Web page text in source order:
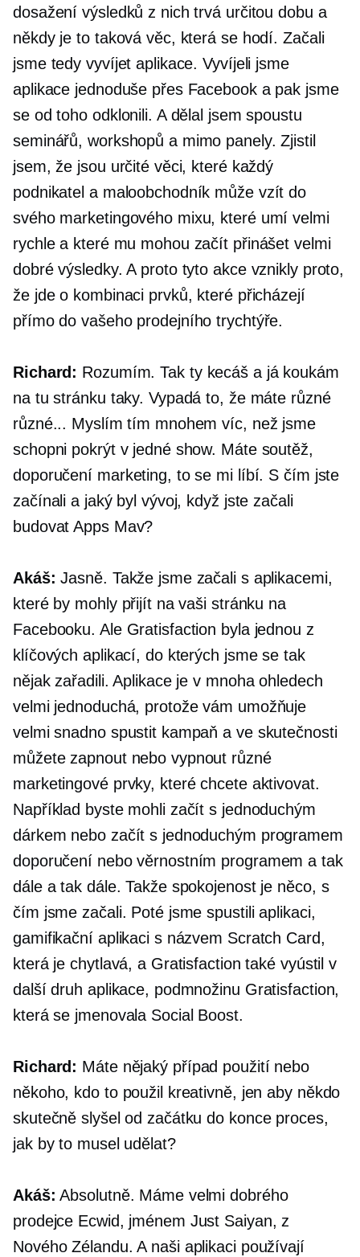
dosažení výsledků z nich trvá určitou dobu a
někdy je to taková věc, která se hodí. Začali
jsme tedy vyvíjet aplikace. Vyvíjeli jsme
aplikace jednoduše přes Facebook a pak jsme
se od toho odklonili. A dělal jsem spoustu
seminářů, workshopů a mimo panely. Zjistil
jsem, že jsou určité věci, které každý
podnikatel a maloobchodník může vzít do
svého marketingového mixu, které umí velmi
rychle a které mu mohou začít přinášet velmi
dobré výsledky. A proto tyto akce vznikly proto,
že jde o kombinaci prvků, které přicházejí
přímo do vašeho prodejního trychtýře.
Richard: Rozumím. Tak ty kecáš a já koukám
na tu stránku taky. Vypadá to, že máte různé
různé... Myslím tím mnohem víc, než jsme
schopni pokrýt v jedné show. Máte soutěž,
doporučení marketing, to se mi líbí. S čím jste
začínali a jaký byl vývoj, když jste začali
budovat Apps Mav?
Akáš: Jasně. Takže jsme začali s aplikacemi,
které by mohly přijít na vaši stránku na
Facebooku. Ale Gratisfaction byla jednou z
klíčových aplikací, do kterých jsme se tak
nějak zařadili. Aplikace je v mnoha ohledech
velmi jednoduchá, protože vám umožňuje
velmi snadno spustit kampaň a ve skutečnosti
můžete zapnout nebo vypnout různé
marketingové prvky, které chcete aktivovat.
Například byste mohli začít s jednoduchým
dárkem nebo začít s jednoduchým programem
doporučení nebo věrnostním programem a tak
dále a tak dále. Takže spokojenost je něco, s
čím jsme začali. Poté jsme spustili aplikaci,
gamifikační aplikaci s názvem Scratch Card,
která je chytlavá, a Gratisfaction také vyústil v
další druh aplikace, podmnožinu Gratisfaction,
která se jmenovala Social Boost.
Richard: Máte nějaký případ použití nebo
někoho, kdo to použil kreativně, jen aby někdo
skutečně slyšel od začátku do konce proces,
jak by to musel udělat?
Akáš: Absolutně. Máme velmi dobrého
prodejce Ecwid, jménem Just Saiyan, z
Nového Zélandu. A naši aplikaci používají